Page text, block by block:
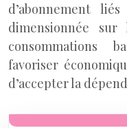
d’abonnement
dimensionnée
consommations
favoriser
d’accepter la